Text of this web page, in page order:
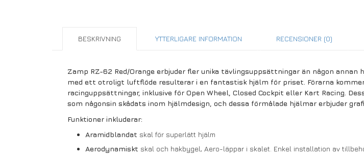
BESKRIVNING YTTERLIGARE INFORMATION RECENSIONER (0)
Zamp RZ-62 Red/Orange erbjuder fler unika tävlingsuppsättningar än någon
med ett otroligt luftflöde resulterar i en fantastisk hjälm för priset. Förarna
racinguppsättningar, inklusive för Open Wheel, Closed Cockpit eller Kart Racing.
som någonsin skådats inom hjälmdesign, och dessa förmålade hjälmar erbjuder
Funktioner inkluderar:
Aramidblandat skal för superlätt hjälm
Aerodynamiskt skal och hakbygel, Aero-läppar i skalet. Enkel installation av